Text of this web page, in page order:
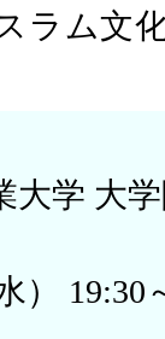
ラム文
大学 大
） 19:30